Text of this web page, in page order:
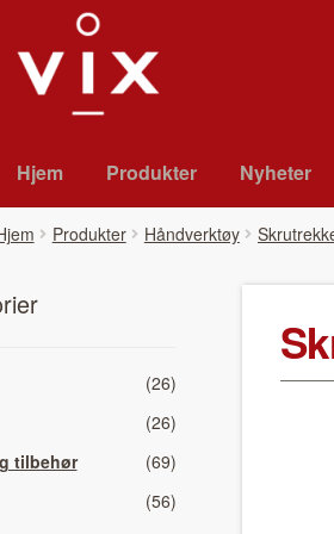
til
navigasjon
til
innhold
Hjem Pro­duk­ter Nyheter
Pro­duk­ter Håndverktøy
(26)
(26)
tilbehør
(69)
(56)